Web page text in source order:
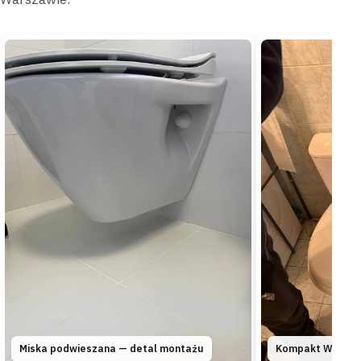
Marki kotłownia
„Kocioł w kotłowni działał normalnie, ale na
podłodze regularnie pojawiała się kałuża.”
Namierzyliśmy nieszczelne złącze za kotłem i
wymieniliśmy je, dając pisemną gwarancję —
podłoga
została sucha na dobre
Źródło znalezione Gwarancja na złącze
Ząbki
„Nowy zlew podłączono do starego syfonu, który
okazał się za wąski na dwa odpływy naraz.”
Wymieniliśmy syfon na szerszy i przeczyściliśmy podejście
woda schodzi teraz bez zatrzymywania
Miska podwieszana — detal montażu Kompakt WC na